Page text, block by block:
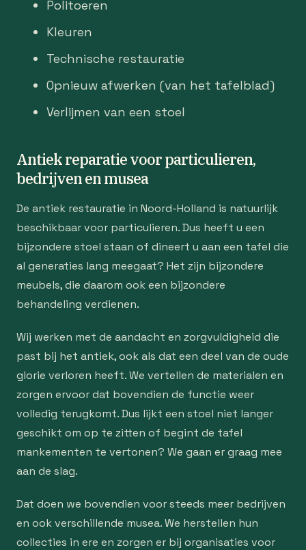
Politoeren
Kleuren
Technische restauratie
Opnieuw afwerken (van het tafelblad)
Verlijmen van een stoel
Antiek reparatie voor particulieren,
bedrijven en musea
De antiek restauratie in Noord-Holland is natuurlijk
beschikbaar voor particulieren. Dus heeft u een
bijzondere stoel staan of dineert u aan een tafel die
al generaties lang meegaat? Het zijn bijzondere
meubels, die daarom ook een bijzondere
behandeling verdienen.
Wij werken met de aandacht en zorgvuldigheid die
past bij het antiek, ook als dat een deel van de oude
glorie verloren heeft. We vertellen de materialen en
zorgen ervoor dat bovendien de functie weer
volledig terugkomt. Dus lijkt een stoel niet langer
geschikt om op te zitten of begint de tafel
mankementen te vertonen? We gaan er graag mee
aan de slag.
Dat doen we bovendien voor steeds meer bedrijven
en ook verschillende musea. We herstellen hun
collecties in ere en zorgen er bij organisaties voor